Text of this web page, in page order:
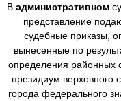
В административном
представление
судебные приказы,
вынесенные по
определения районных
президиум верховного
города федерального